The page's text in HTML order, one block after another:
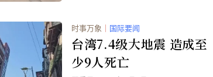
轻微损害，这些冲突现在有
可能演变成伊朗及其地区盟
友与以色列及其主要支持者
时事万象 ｜ 国际要闻
台湾7.4级大地震 造成至
少9人死亡